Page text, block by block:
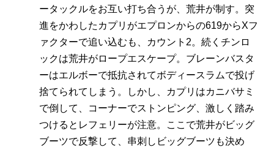
ータックルをお互い打ち合うが、荒井が制す。突
進をかわしたカプリがエプロンからの619からXフ
ァクターで追い込むも、カウント2。続くチンロ
ックは荒井がロープエスケープ。ブレーンバスタ
ーはエルボーで抵抗されてボディースラムで投げ
捨てられてしまう。しかし、カプリはカニバサミ
で倒して、コーナーでストンピング、激しく踏み
つけるとレフェリーが注意。ここで荒井がビッグ
ブーツで反撃して、串刺しビッグブーツも決め